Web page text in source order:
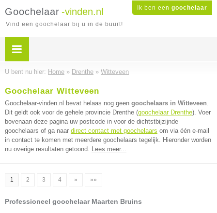
Ik ben een goochelaar
Goochelaar -vinden.nl
Vind een goochelaar bij u in de buurt!
U bent nu hier: Home » Drenthe » Witteveen
Goochelaar Witteveen
Goochelaar-vinden.nl bevat helaas nog geen goochelaars in Witteveen.
Dit geldt ook voor de gehele provincie Drenthe (goochelaar Drenthe). Voer
bovenaan deze pagina uw postcode in voor de dichtstbijzijnde
goochelaars of ga naar direct contact met goochelaars om via één e-mail
in contact te komen met meerdere goochelaars tegelijk. Hieronder worden
nu overige resultaten getoond. Lees meer...
1 2 3 4 » »»
Professioneel goochelaar Maarten Bruins